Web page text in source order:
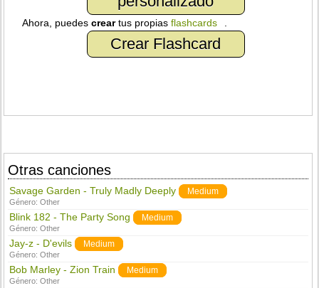
Ahora, puedescreartus propiasflashcards
Crear Flashcard
Otras canciones
Savage Garden - Truly Madly Deeply Medium
Género:Other
Blink 182 - The Party Song Medium
Género:Other
Jay-z - D'evils Medium
Género:Other
Bob Marley - Zion Train Medium
Género:Other